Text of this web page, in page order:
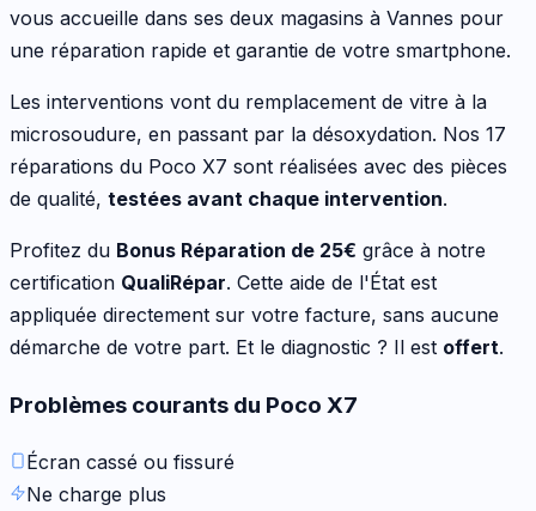
vous accueille dans ses deux magasins à Vannes pour
une réparation rapide et garantie de votre smartphone.
Les interventions vont du remplacement de vitre à la
microsoudure, en passant par la désoxydation. Nos 17
réparations du Poco X7 sont réalisées avec des pièces
de qualité, testées avant chaque intervention.
Profitez du Bonus Réparation de 25€ grâce à notre
certification QualiRépar. Cette aide de l'État est
appliquée directement sur votre facture, sans aucune
démarche de votre part. Et le diagnostic ? Il est offert.
Problèmes courants du Poco X7
Écran cassé ou fissuré
Ne charge plus